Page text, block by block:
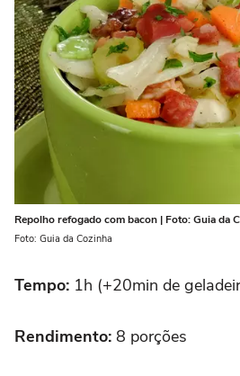
Repolho refogado com bacon | Foto: Guia da
Foto: Guia da Cozinha
Tempo: 1h (+20min de
Rendimento: 8 porções